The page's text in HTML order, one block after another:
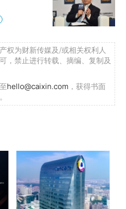
权为财新传媒及/或相关权利人
，禁止进行转载、摘编、复制及
hello@caixin.com ，获得书面